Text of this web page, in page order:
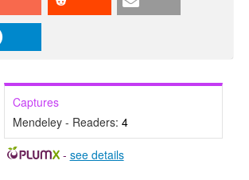
Captures
Mendeley - Readers: 4
- see details